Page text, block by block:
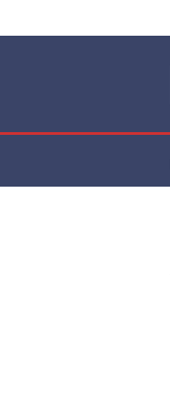
zum
MENU